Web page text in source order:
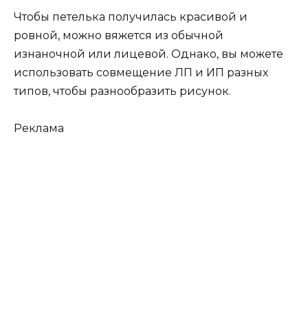
Чтобы петелька получилась красивой и
ровной, можно вяжется из обычной
изнаночной или лицевой. Однако, вы можете
использовать совмещение ЛП и ИП разных
типов, чтобы разнообразить рисунок.
Реклама